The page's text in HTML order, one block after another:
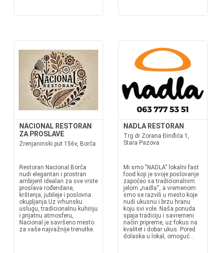
NACIONAL RESTORAN
ZA PROSLAVE
Zrenjaninski put 156v, Borča
Restoran Nacional Borča
nudi elegantan i prostran
ambijent idealan za sve vrste
proslava rođendane,
krštenja, jubileje i poslovna
okupljanja.Uz vrhunsku
uslugu, tradicionalnu kuhinju
i prijatnu atmosferu,
Nacional je savršeno mesto
za vaše najvažnije trenutke.
NADLA RESTORAN
Trg dr Zorana Đinđića 1,
Stara Pazova
Mi smo "NADLA" lokalni fast
food koji je svoje poslovanje
započeo sa tradicionalnim
jelom „nadla“, a vremenom
smo se razvili u mesto koje
nudi ukusnu i brzu hranu
koju svi vole. Naša ponuda
spaja tradiciju i savremeni
način pripreme, uz fokus na
kvalitet i dobar ukus. Pored
dolaska u lokal, omoguć...